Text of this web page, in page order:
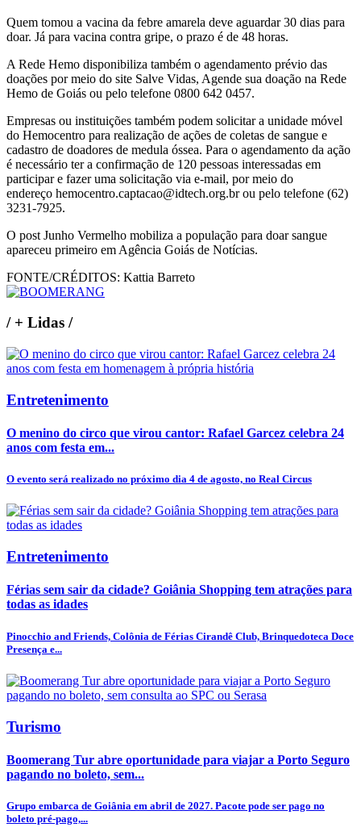
Quem tomou a vacina da febre amarela deve aguardar 30 dias para
doar. Já para vacina contra gripe, o prazo é de 48 horas.
A Rede Hemo disponibiliza também o agendamento prévio das
doações por meio do site Salve Vidas, Agende sua doação na Rede
Hemo de Goiás ou pelo telefone 0800 642 0457.
Empresas ou instituições também podem solicitar a unidade móvel
do Hemocentro para realização de ações de coletas de sangue e
cadastro de doadores de medula óssea. Para o agendamento da ação
é necessário ter a confirmação de 120 pessoas interessadas em
participar e fazer uma solicitação via e-mail, por meio do
endereço hemocentro.captacao@idtech.org.br ou pelo telefone (62)
3231-7925.
O post Junho Vermelho mobiliza a população para doar sangue
apareceu primeiro em Agência Goiás de Notícias.
FONTE/CRÉDITOS: Kattia Barreto
/+ Lidas /
Entretenimento
O menino do circo que virou cantor: Rafael Garcez celebra 24
anos com festa em...
O evento será realizado no próximo dia 4 de agosto, no Real Circus
Entretenimento
Férias sem sair da cidade? Goiânia Shopping tem atrações para
todas as idades
Pinocchio and Friends, Colônia de Férias Cirandê Club, Brinquedoteca Doce
Presença e...
Turismo
Boomerang Tur abre oportunidade para viajar a Porto Seguro
pagando no boleto, sem...
Grupo embarca de Goiânia em abril de 2027. Pacote pode ser pago no
boleto pré-pago,...